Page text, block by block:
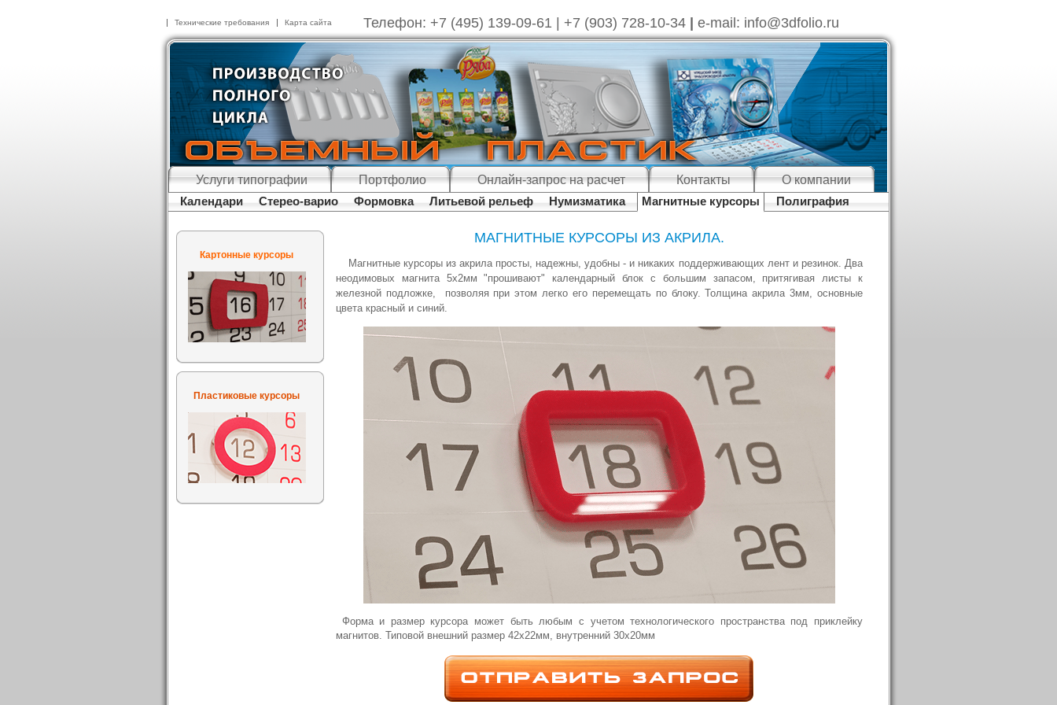
Технические требования Карта сайта Телефон: +7 (495) 139-09-61 | +7 (903) 728-10-34 e-mail: info@3dfolio.ru
Услуги типографии Портфолио Онлайн-запрос на расчет Контакты
О компании
Календари
Стерео-варио Формовка Литьевой рельеф Нумизматика Магнитные курсоры Полиграфия
Картонные курсоры
Пластиковые курсоры
МАГНИТНЫЕ КУРСОРЫ ИЗ АКРИЛА.
Магнитные курсоры из акрила просты, надежны, удобны - и никаких поддерживающих лент и резинок. Два
неодимовых магнита 5х2мм "прошивают" календарный блок с большим запасом, притягивая листы к
железной подложке, позволяя при этом легко его перемещать по блоку. Толщина акрила 3мм, основные
цвета красный и синий.
Форма и размер курсора может быть любым с учетом технологического пространства под приклейку
магнитов. Типовой внешний размер 42х22мм, внутренний 30х20мм